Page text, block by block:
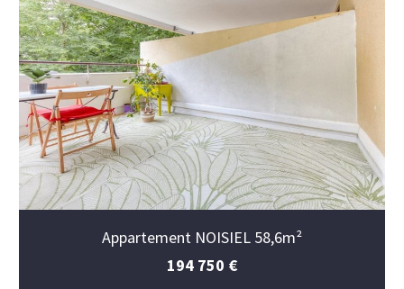
Appartement NOISIEL 58,6m²
194 750 €